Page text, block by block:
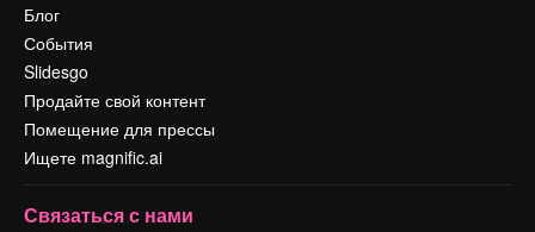
Блог
События
Slidesgo
Продайте свой контент
Помещение для прессы
Ищете magnific.ai
Связаться с нами